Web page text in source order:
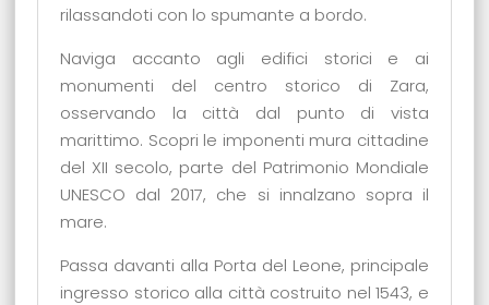
rilassandoti con lo spumante a bordo.
Naviga accanto agli edifici storici e ai
monumenti del centro storico di Zara,
osservando la città dal punto di vista
marittimo. Scopri le imponenti mura cittadine
del XII secolo, parte del Patrimonio Mondiale
UNESCO dal 2017, che si innalzano sopra il
mare.
Passa davanti alla Porta del Leone, principale
ingresso storico alla città costruito nel 1543, e